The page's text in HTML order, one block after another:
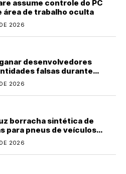
assume controle do PC
área de trabalho oculta
2026
desenvolvedores
falsas durante
2026
borracha sintética de
para pneus de veículos
2026